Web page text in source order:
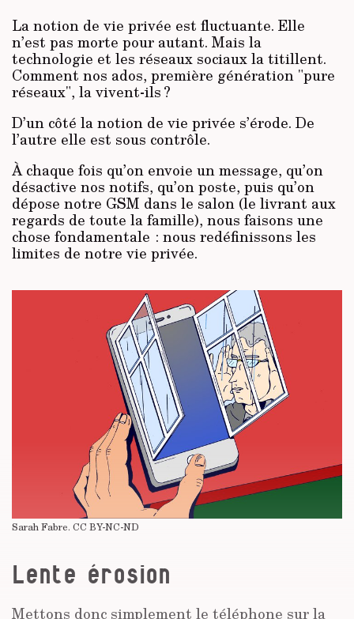
La notion de vie privée est fluctuante. Elle
n’est pas morte pour autant. Mais la
technologie et les réseaux sociaux la titillent.
Comment nos ados, première génération "pure
réseaux", la vivent-ils ?
D’un côté la notion de vie privée s’érode. De
l’autre elle est sous contrôle.
À chaque fois qu’on envoie un message, qu’on
désactive nos notifs, qu’on poste, puis qu’on
dépose notre GSM dans le salon (le livrant aux
regards de toute la famille), nous faisons une
chose fondamentale : nous redéfinissons les
limites de notre vie privée.
Sarah Fabre. CC BY-NC-ND
Lente érosion
Mettons donc simplement le téléphone sur la